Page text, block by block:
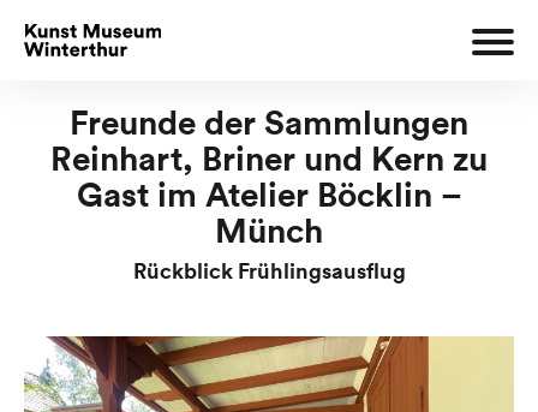
Freunde der Sammlungen
Reinhart, Briner und Kern zu
Gast im Atelier Böcklin –
Münch
Rückblick Frühlingsausflug